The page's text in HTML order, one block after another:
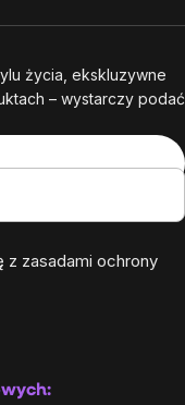
życia, ekskluzywne
– wystarczy podać
z zasadami ochrony